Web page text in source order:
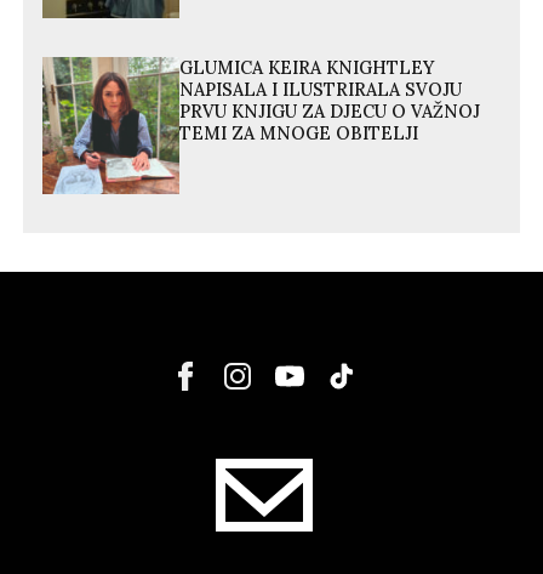
GLUMICA KEIRA KNIGHTLEY
NAPISALA I ILUSTRIRALA SVOJU
PRVU KNJIGU ZA DJECU O VAŽNOJ
TEMI ZA MNOGE OBITELJI